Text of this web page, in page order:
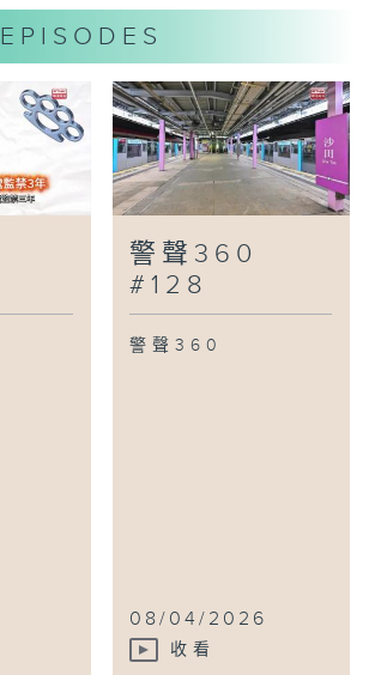
EPISODES
警聲360
#128
警聲360
08/04/2026
收看